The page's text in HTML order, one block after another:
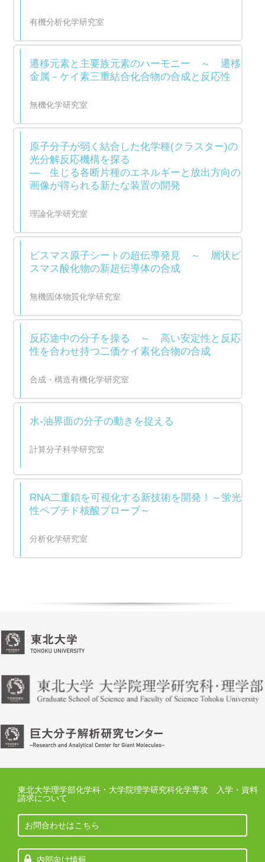
有機分析化学研究室
遷移元素と主要族元素のハーモニー ～ 遷移
金属－ケイ素三重結合化合物の合成と反応性
無機化学研究室
原子分子が弱く結合した化学種(クラスター)の
光分解反応機構を探る
― 生じる各断片種のエネルギーと放出方向の
画像が得られる新たな装置の開発
理論化学研究室
ビスマス原子シートの超伝導発見 ～ 層状ビ
スマス酸化物の新超伝導体の合成
無機固体物質化学研究室
反応途中の分子を操る ～ 高い安定性と反応
性を合わせ持つ二価ケイ素化合物の合成
合成・構造有機化学研究室
水‐油界面の分子の動きを捉える
計算分子科学研究室
RNA二重鎖を可視化する新技術を開発！～蛍光
性ペプチド核酸プローブ～
分析化学研究室
東北大学理学部化学科・大学院理学研究科化学専攻 入学・資料
請求について
お問合わせはこちら
内部向け情報